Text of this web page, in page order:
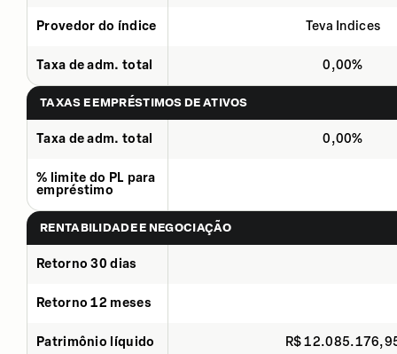
Provedor do índice Teva Indices
Taxa de adm. total 0,00%
TAXAS E EMPRÉSTIMOS DE ATIVOS
Taxa de adm. total 0,00%
% limite do PL para
empréstimo
RENTABILIDADE E NEGOCIAÇÃO
Retorno 30 dias
Retorno 12 meses
Patrimônio líquido R$